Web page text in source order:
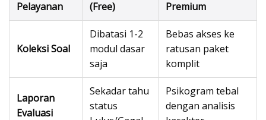
Pelayanan
(Free)
Premium
Koleksi Soal
Dibatasi 1-2
modul dasar
saja
Bebas akses ke
ratusan paket
komplit
Laporan
Evaluasi
Sekadar tahu
status
Psikogram tebal
dengan analisis